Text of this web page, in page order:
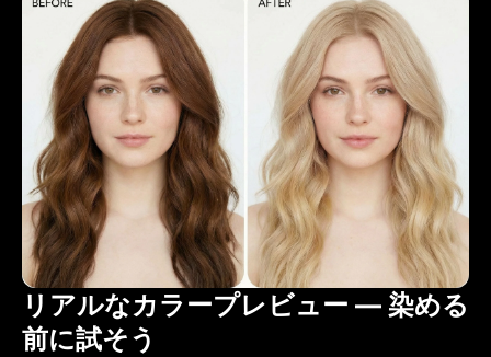
リアルなカラープレビュー — 染める
前に試そう